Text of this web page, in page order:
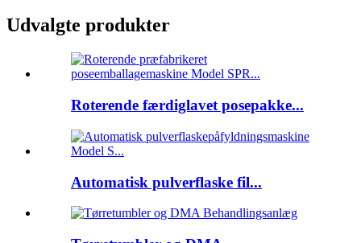
Udvalgte produkter
Roterende færdiglavet posepakke...
Automatisk pulverflaske fil...